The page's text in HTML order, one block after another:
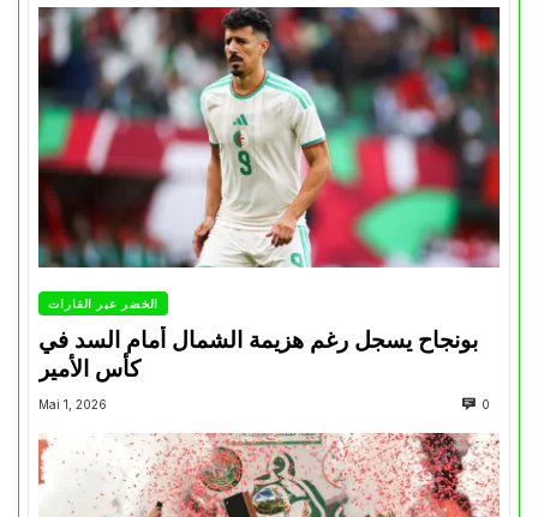
الخضر عبر القارات
بونجاح يسجل رغم هزيمة الشمال أمام السد في
كأس الأمير
Mai 1, 2026 0